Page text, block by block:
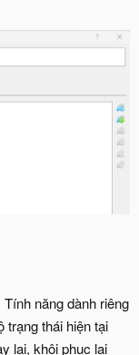
năng dành riêng
trạng thái hiện tại
lại, khôi phục lại